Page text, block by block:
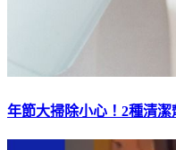
年節大掃除小心！2種清